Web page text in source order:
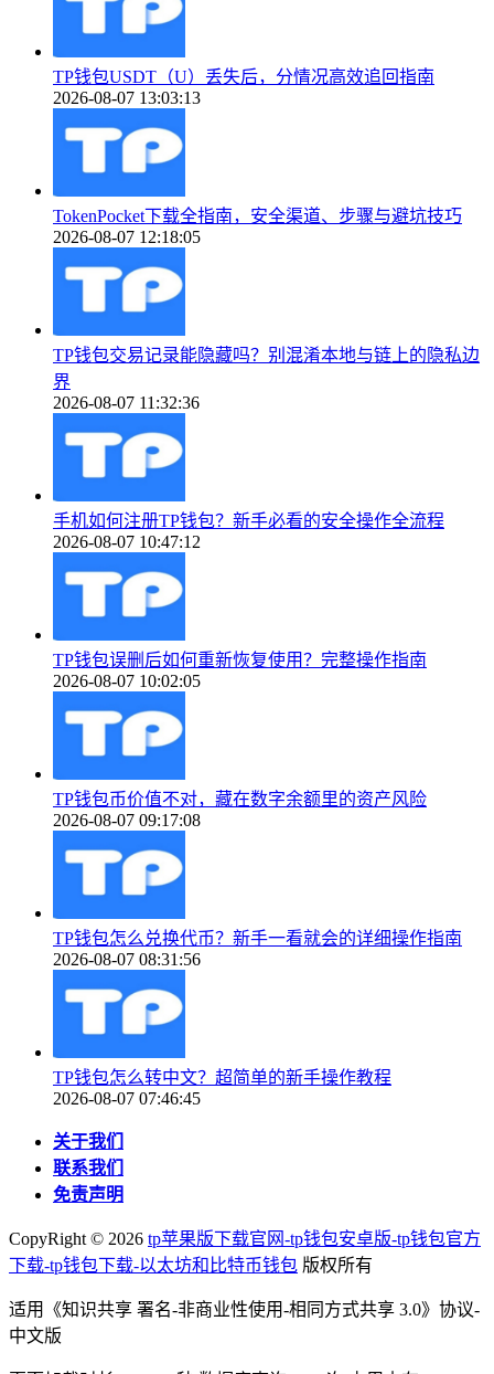
TP钱包USDT（U）丢失后，分情况高效追回指南
2026-08-07 13:03:13
TokenPocket下载全指南，安全渠道、步骤与避坑技巧
2026-08-07 12:18:05
TP钱包交易记录能隐藏吗？别混淆本地与链上的隐私边
界
2026-08-07 11:32:36
手机如何注册TP钱包？新手必看的安全操作全流程
2026-08-07 10:47:12
TP钱包误删后如何重新恢复使用？完整操作指南
2026-08-07 10:02:05
TP钱包币价值不对，藏在数字余额里的资产风险
2026-08-07 09:17:08
TP钱包怎么兑换代币？新手一看就会的详细操作指南
2026-08-07 08:31:56
TP钱包怎么转中文？超简单的新手操作教程
2026-08-07 07:46:45
关于我们
联系我们
免责声明
CopyRight © 2026 tp苹果版下载官网-tp钱包安卓版-tp钱包官方
下载-tp钱包下载-以太坊和比特币钱包 版权所有
适用《知识共享 署名-非商业性使用-相同方式共享 3.0》协议-
中文版